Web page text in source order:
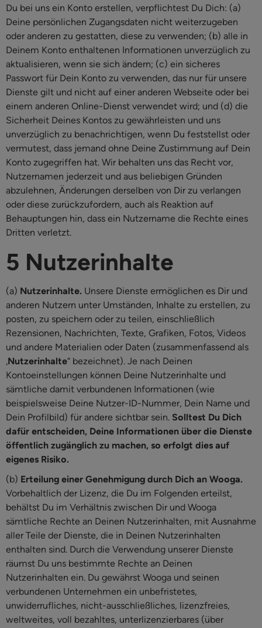
Du bei uns ein Konto erstellen, verpflichtest Du Dich: (a)
Deine persönlichen Zugangsdaten nicht weiterzugeben
oder anderen zu gestatten, diese zu verwenden; (b) alle in
Deinem Konto enthaltenen Informationen unverzüglich zu
aktualisieren, wenn sie sich ändern; (c) ein sicheres
Passwort für Dein Konto zu verwenden, das nur für unsere
Dienste gilt und nicht auf einer anderen Webseite oder bei
einem anderen Online-Dienst verwendet wird; und (d) die
Sicherheit Deines Kontos zu gewährleisten und uns
unverzüglich zu benachrichtigen, wenn Du feststellst oder
vermutest, dass jemand ohne Deine Zustimmung auf Dein
Konto zugegriffen hat. Wir behalten uns das Recht vor,
Nutzernamen jederzeit und aus beliebigen Gründen
abzulehnen, Änderungen derselben von Dir zu verlangen
oder diese zurückzufordern, auch als Reaktion auf
Behauptungen hin, dass ein Nutzername die Rechte eines
Dritten verletzt.
5 Nutzerinhalte
(a) Nutzerinhalte. Unsere Dienste ermöglichen es Dir und
anderen Nutzern unter Umständen, Inhalte zu erstellen, zu
posten, zu speichern oder zu teilen, einschließlich
Rezensionen, Nachrichten, Texte, Grafiken, Fotos, Videos
und andere Materialien oder Daten (zusammenfassend als
„Nutzerinhalte“ bezeichnet). Je nach Deinen
Kontoeinstellungen können Deine Nutzerinhalte und
sämtliche damit verbundenen Informationen (wie
beispielsweise Deine Nutzer-ID-Nummer, Dein Name und
Dein Profilbild) für andere sichtbar sein. Solltest Du Dich
dafür entscheiden, Deine Informationen über die Dienste
öffentlich zugänglich zu machen, so erfolgt dies auf
eigenes Risiko.
(b) Erteilung einer Genehmigung durch Dich an Wooga.
Vorbehaltlich der Lizenz, die Du im Folgenden erteilst,
behältst Du im Verhältnis zwischen Dir und Wooga
sämtliche Rechte an Deinen Nutzerinhalten, mit Ausnahme
aller Teile der Dienste, die in Deinen Nutzerinhalten
enthalten sind. Durch die Verwendung unserer Dienste
räumst Du uns bestimmte Rechte an Deinen
Nutzerinhalten ein. Du gewährst Wooga und seinen
verbundenen Unternehmen ein unbefristetes,
unwiderrufliches, nicht-ausschließliches, lizenzfreies,
weltweites, voll bezahltes, unterlizenzierbares (über